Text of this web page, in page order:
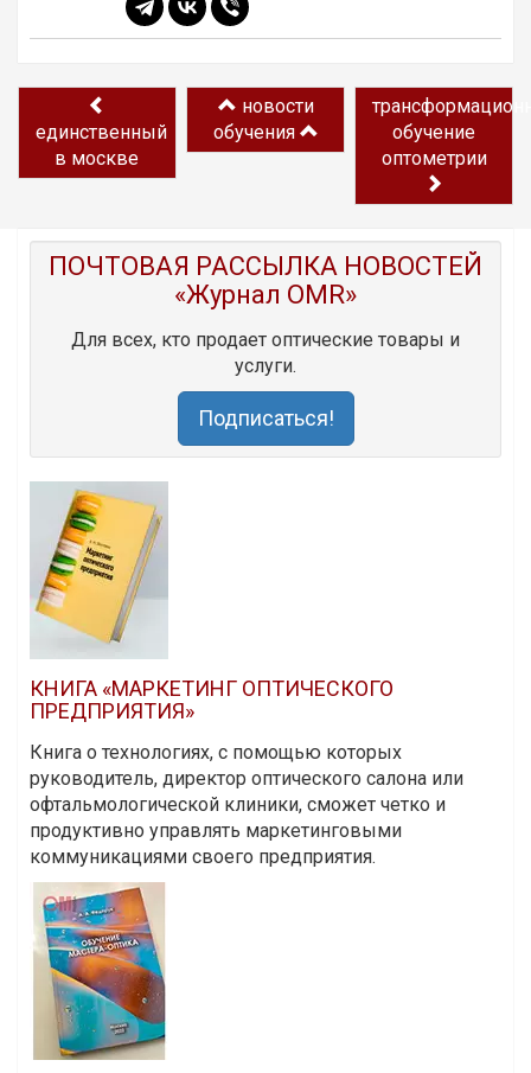
единственный
в москве
новости
обучения
обучение
оптометрии
ПОЧТОВАЯ РАССЫЛКА НОВОСТЕЙ
«Журнал OMR»
Для всех, кто продает оптические товары и
услуги.
Подписаться!
КНИГА «МАРКЕТИНГ ОПТИЧЕСКОГО
ПРЕДПРИЯТИЯ»
Книга о технологиях, с помощью которых
руководитель, директор оптического салона или
офтальмологической клиники, сможет четко и
продуктивно управлять маркетинговыми
коммуникациями своего предприятия.